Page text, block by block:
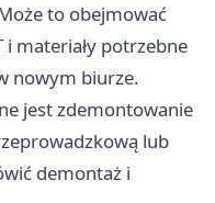
to obejmować
materiały potrzebne
nowym biurze.
jest zdemontowanie
lub
demontaż i